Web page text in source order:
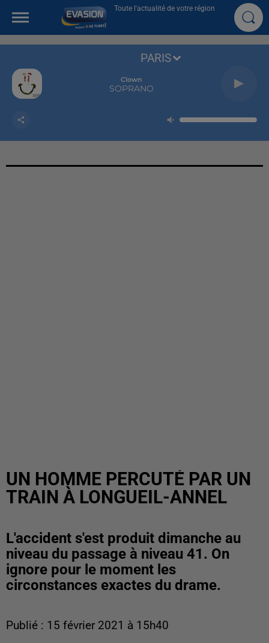
Toute l'actualité de votre région
Clown
SOPRANO
PARIS
UN HOMME PERCUTÉ PAR UN
TRAIN À LONGUEIL-ANNEL
L'accident s'est produit dimanche au
niveau du passage à niveau 41. On
ignore pour le moment les
circonstances exactes du drame.
Publié : 15 février 2021 à 15h40